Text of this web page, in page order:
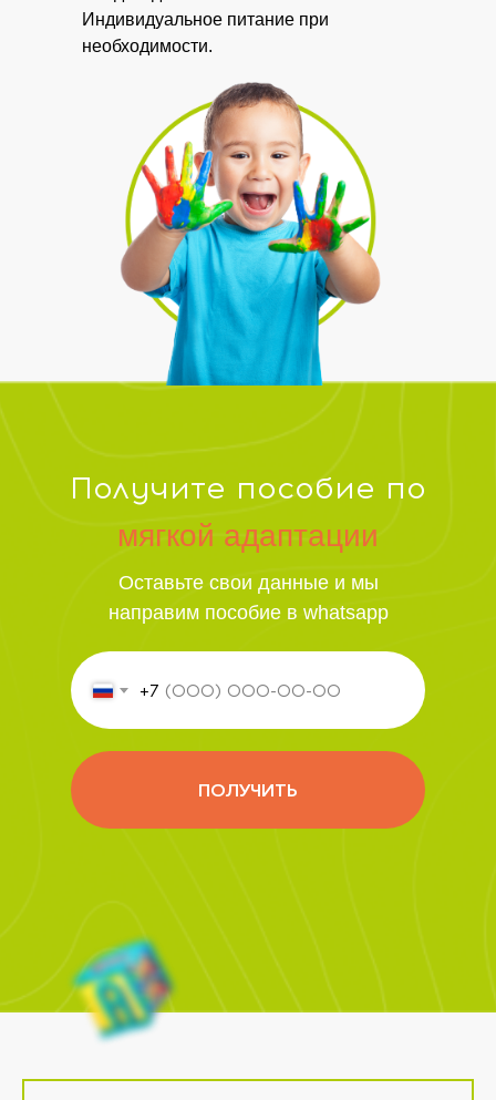
Индивидуальное питание при
необходимости.
Получите пособие по
мягкой адаптации
Оставьте свои данные и мы
направим пособие в whatsapp
+7
ПОЛУЧИТЬ